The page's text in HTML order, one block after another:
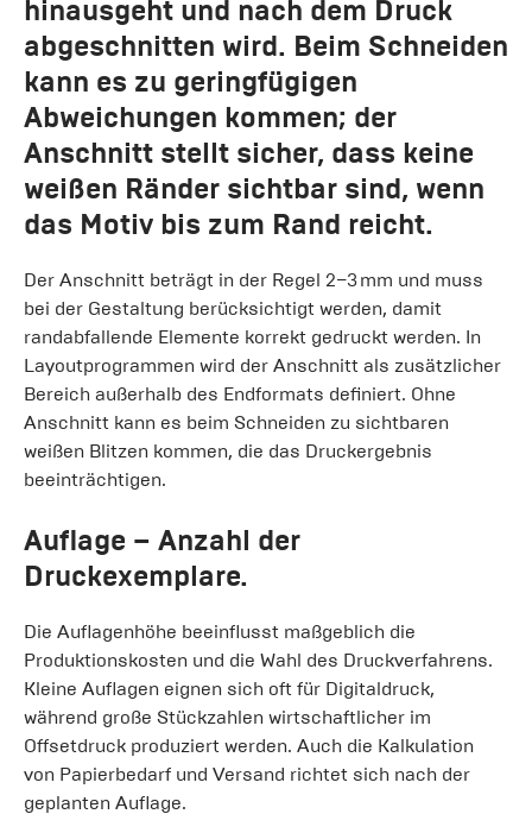
hinausgeht und nach dem Druck
abgeschnitten wird. Beim Schneiden
kann es zu geringfügigen
Abweichungen kommen; der
Anschnitt stellt sicher, dass keine
weißen Ränder sichtbar sind, wenn
das Motiv bis zum Rand reicht.
Der Anschnitt beträgt in der Regel 2–3 mm und muss
bei der Gestaltung berücksichtigt werden, damit
randabfallende Elemente korrekt gedruckt werden. In
Layoutprogrammen wird der Anschnitt als zusätzlicher
Bereich außerhalb des Endformats definiert. Ohne
Anschnitt kann es beim Schneiden zu sichtbaren
weißen Blitzen kommen, die das Druckergebnis
beeinträchtigen.
Auflage – Anzahl der
Druckexemplare.
Die Auflagenhöhe beeinflusst maßgeblich die
Produktionskosten und die Wahl des Druckverfahrens.
Kleine Auflagen eignen sich oft für Digitaldruck,
während große Stückzahlen wirtschaftlicher im
Offsetdruck produziert werden. Auch die Kalkulation
von Papierbedarf und Versand richtet sich nach der
geplanten Auflage.